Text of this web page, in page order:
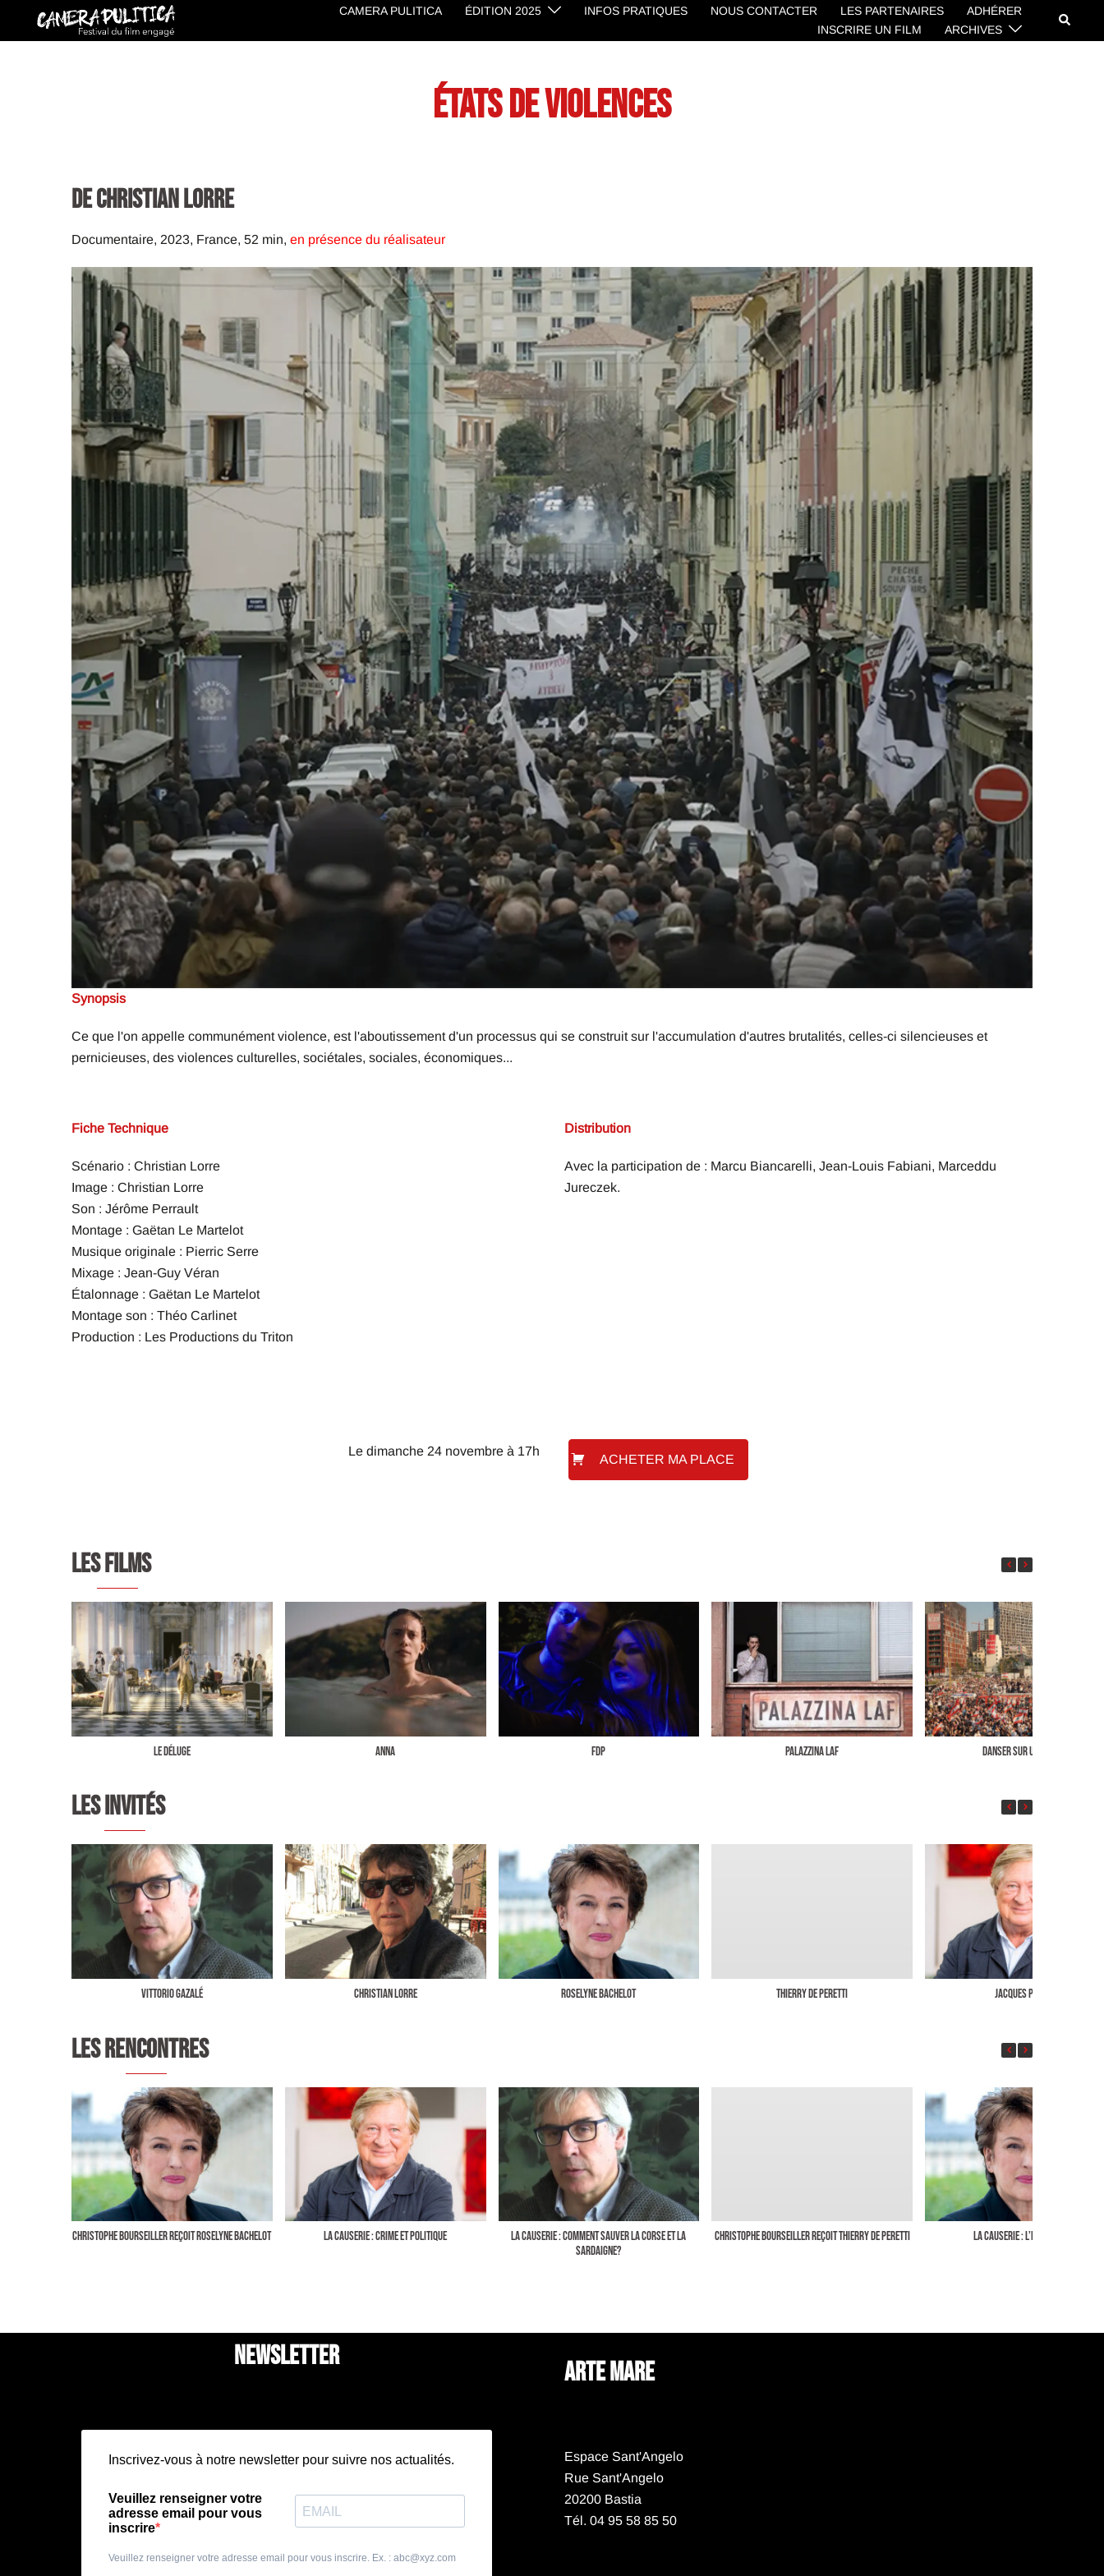
CAMERA PULITICA ÉDITION 2025 INFOS PRATIQUES NOUS CONTACTER LES PARTENAIRES
ADHÉRER
INSCRIRE UN FILM
ARCHIVES
ÉTATS DE VIOLENCES
de Christian Lorre
Documentaire, 2023, France, 52 min, en présence du réalisateur
Synopsis
Ce que l'on appelle communément violence, est l'aboutissement d'un processus qui se construit sur l'accumulation d'autres brutalités, celles-ci silencieuses et
pernicieuses, des violences culturelles, sociétales, sociales, économiques...
Fiche Technique
Scénario : Christian Lorre
Image : Christian Lorre
Son : Jérôme Perrault
Montage : Gaëtan Le Martelot
Musique originale : Pierric Serre
Mixage : Jean-Guy Véran
Étalonnage : Gaëtan Le Martelot
Montage son : Théo Carlinet
Production : Les Productions du Triton
Distribution
Avec la participation de : Marcu Biancarelli, Jean-Louis Fabiani, Marceddu
Jureczek.
Le dimanche 24 novembre à 17h
ACHETER MA PLACE
LES FILMS
LE DÉLUGE ANNA FDP PALAZZINA LAF DANSER SUR UN VOLCAN
LES INVITÉS
Vittorio Gazalé Christian Lorre Roselyne Bachelot Thierry de Peretti Jacques Pradel
LES RENCONTRES
CHRISTOPHE BOURSEILLER REÇOIT ROSELYNE BACHELOT LA CAUSERIE : CRIME ET POLITIQUE
LA CAUSERIE : COMMENT SAUVER LA CORSE ET LA
SARDAIGNE?
CHRISTOPHE BOURSEILLER REÇOIT THIERRY DE PERETTI LA CAUSERIE : L’ENGAGEMENT
NEWSLETTER
ARTE MARE
Espace Sant'Angelo
Rue Sant'Angelo
20200 Bastia
Tél. 04 95 58 85 50